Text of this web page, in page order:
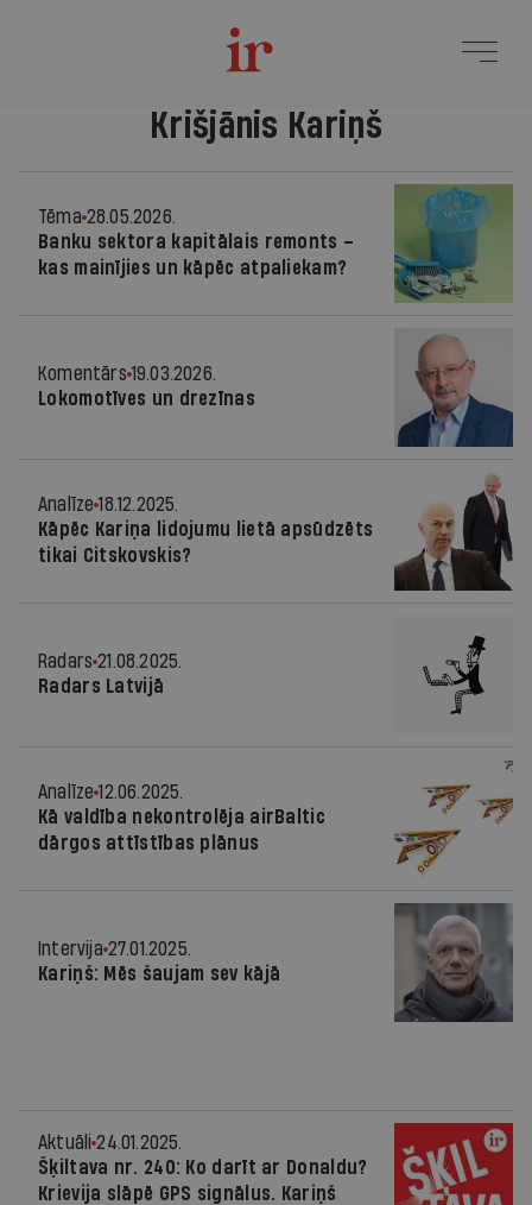
Krišjānis Kariņš
Tēma 28.05.2026.
Banku sektora kapitālais remonts –
kas mainījies un kāpēc atpaliekam?
Komentārs 19.03.2026.
Lokomotīves un drezīnas
Analīze 18.12.2025.
Kāpēc Kariņa lidojumu lietā apsūdzēts
tikai Citskovskis?
Radars 21.08.2025.
Radars Latvijā
Analīze 12.06.2025.
Kā valdība nekontrolēja airBaltic
dārgos attīstības plānus
Intervija 27.01.2025.
Kariņš: Mēs šaujam sev kājā
Aktuāli 24.01.2025.
Šķiltava nr. 240: Ko darīt ar Donaldu?
Krievija slāpē GPS signālus. Kariņš